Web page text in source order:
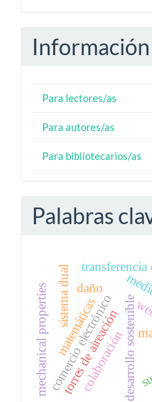
Información
Para lectores/as
Para autores/as
Para bibliotecarios/as
Palabras
desarrollo sostenible
transferencia
torres de aireación
comercio electrónico
colaboración
matemáticas
mechanical propertiessistema dual daño